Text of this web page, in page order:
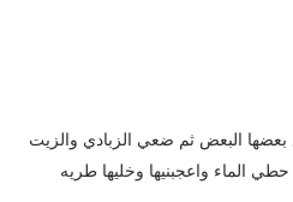
البعض ثم ضعي الزبادي والزيت
الماء واعجبنيها وخليها طريه